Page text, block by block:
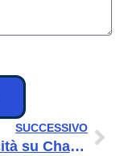
SUCCESSIVO
Pubblicità su ChatGPT: tutto quello che gli imprenditori devono sapere